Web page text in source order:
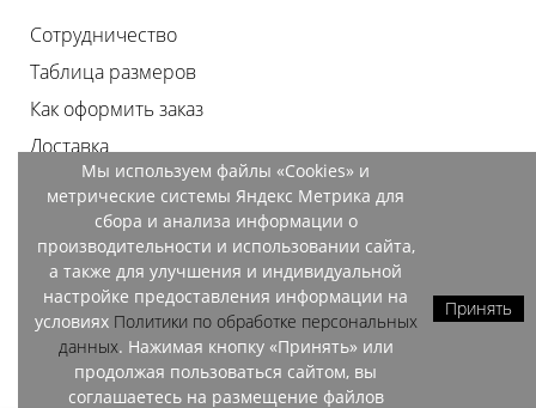
Сотрудничество
Таблица размеров
Как оформить заказ
Доставка
Оплата
Возврат
Документы
Контакты
Магазины
Мы используем файлы «Cookies» и
метрические системы Яндекс Метрика для
сбора и анализа информации о
производительности и использовании сайта,
а также для улучшения и индивидуальной
настройке предоставления информации на
условиях Политики по обработке персональных
данных. Нажимая кнопку «Принять» или
продолжая пользоваться сайтом, вы
соглашаетесь на размещение файлов
Принять